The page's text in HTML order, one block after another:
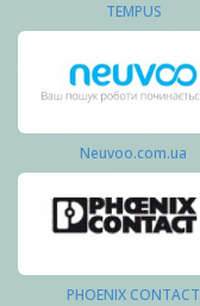
TEMPUS
Neuvoo.com.ua
PHOENIX CONTACT